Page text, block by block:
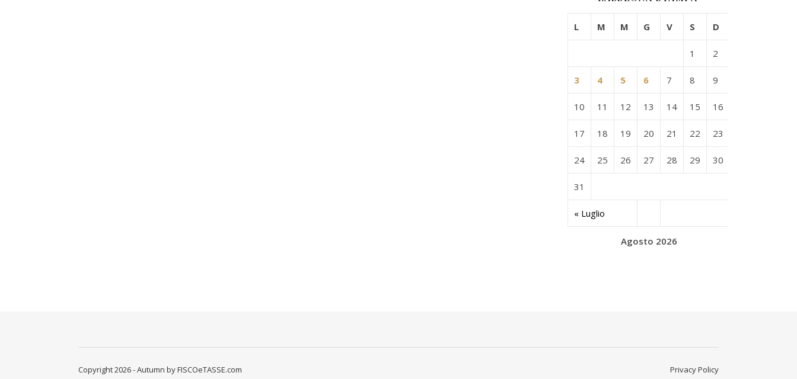
Agosto 2026
L M M G V S D
« Luglio
1 2
3 4 5 6 7 8 9
10 11 12 13 14 15 16
17 18 19 20 21 22 23
24 25 26 27 28 29 30
31
Privacy Policy
Copyright 2026 - Autumn by FISCOeTASSE.com